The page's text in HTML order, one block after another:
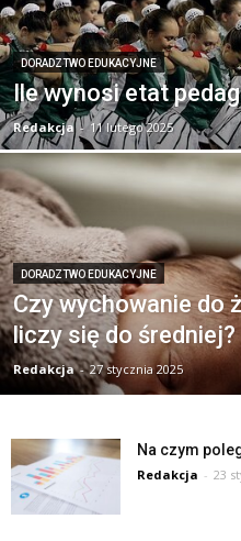
DORADZTWO EDUKACYJNE
Ile wynosi etat
Redakcja - 11 lutego 2025
DORADZTWO EDUKACYJNE
Czy wychowanie do
liczy się do średniej?
Redakcja - 27 stycznia 2025
Na czym
Redakcja - 23